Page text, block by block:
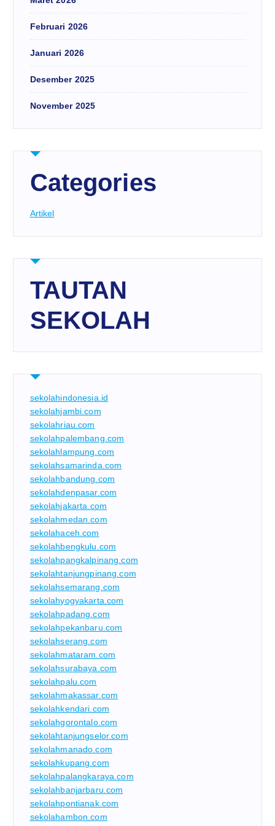
Februari 2026
Januari 2026
Desember 2025
November 2025
Categories
Artikel
TAUTAN
SEKOLAH
sekolahindonesia.id
sekolahjambi.com
sekolahriau.com
sekolahpalembang.com
sekolahlampung.com
sekolahsamarinda.com
sekolahbandung.com
sekolahdenpasar.com
sekolahjakarta.com
sekolahmedan.com
sekolahaceh.com
sekolahbengkulu.com
sekolahpangkalpinang.com
sekolahtanjungpinang.com
sekolahsemarang.com
sekolahyogyakarta.com
sekolahpadang.com
sekolahpekanbaru.com
sekolahserang.com
sekolahmataram.com
sekolahsurabaya.com
sekolahpalu.com
sekolahmakassar.com
sekolahkendari.com
sekolahgorontalo.com
sekolahtanjungselor.com
sekolahmanado.com
sekolahkupang.com
sekolahpalangkaraya.com
sekolahbanjarbaru.com
sekolahpontianak.com
sekolahambon.com